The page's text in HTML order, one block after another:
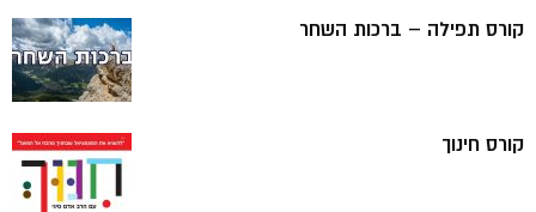
קורס תפילה – ברכות השחר
קורס חינוך